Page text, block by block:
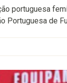
portuguesa
Portuguesa de